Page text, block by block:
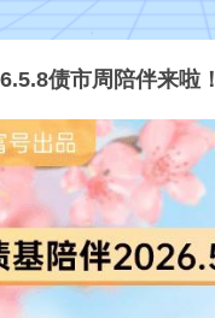
债市周陪伴来啦！